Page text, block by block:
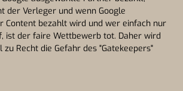
der Verleger und wenn Google
Content bezahlt wird und wer einfach nur
ist der faire Wettbewerb tot. Daher wird
zu Recht die Gefahr des "Gatekeepers"